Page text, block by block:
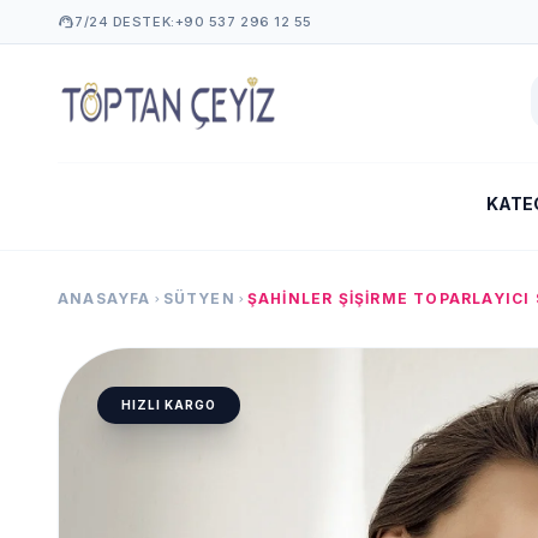
support_agent7/24 DESTEK:+90 537 296 12 55
ANASAYFA chevron_right SÜTYEN chevron_right
HIZLI KARGO